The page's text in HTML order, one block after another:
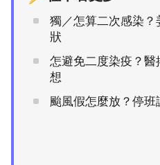
獨／怎算二次感染
狀
怎避免二度染疫？
想
颱風假怎麼放？停